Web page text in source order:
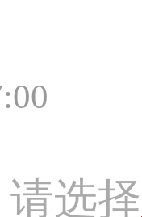
选择